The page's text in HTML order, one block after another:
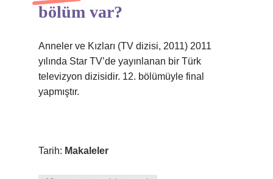
bölüm var?
Anneler ve Kızları (TV dizisi, 2011) 2011
yılında Star TV’de yayınlanan bir Türk
televizyon dizisidir. 12. bölümüyle final
yapmıştır.
Tarih: Makaleler